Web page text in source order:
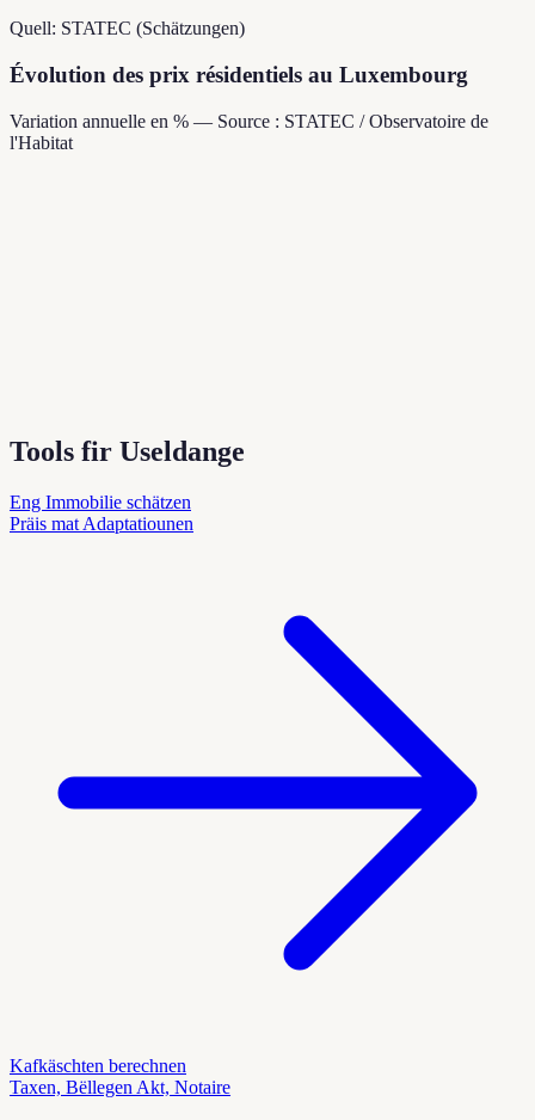
Quell: STATEC (Schätzungen)
Évolution des prix résidentiels au Luxembourg
Variation annuelle en % — Source : STATEC / Observatoire de
l'Habitat
Tools fir Useldange
Eng Immobilie schätzen
Präis mat Adaptatiounen
Kafkäschten berechnen
Taxen, Bëllegen Akt, Notaire